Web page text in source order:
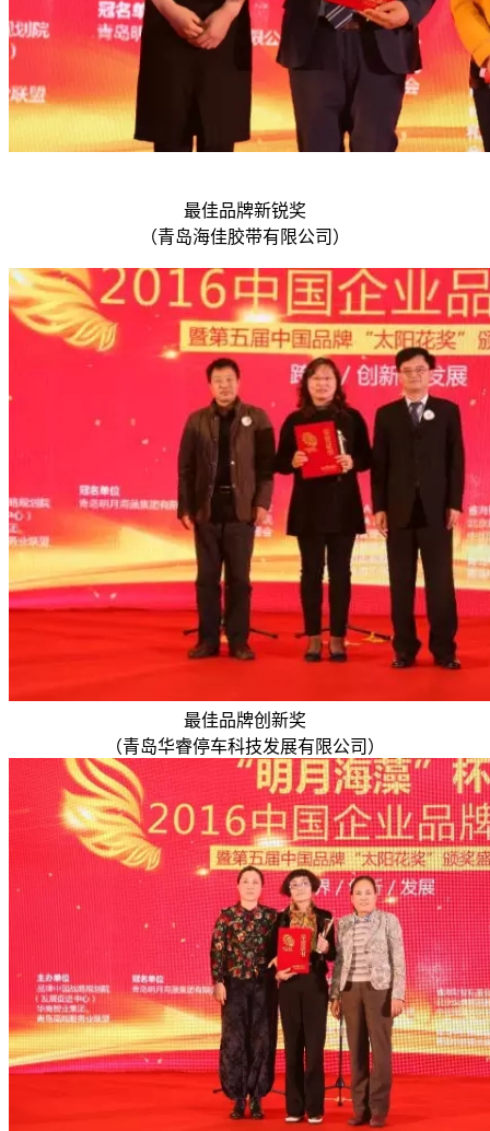
最佳品牌新锐奖
（青岛海佳胶带有限公司）
最佳品牌创新奖
（青岛华睿停车科技发展有限公司）